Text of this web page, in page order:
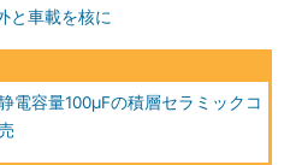
と車載を核に
電容量100μFの積層セラミックコ